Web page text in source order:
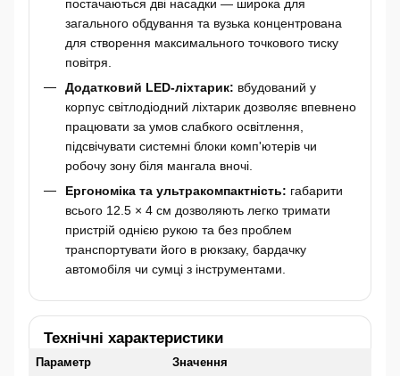
постачаються дві насадки — широка для
загального обдування та вузька концентрована
для створення максимального точкового тиску
повітря.
Додатковий LED-ліхтарик: вбудований у
корпус світлодіодний ліхтарик дозволяє впевнено
працювати за умов слабкого освітлення,
підсвічувати системні блоки комп'ютерів чи
робочу зону біля мангала вночі.
Ергономіка та ультракомпактність: габарити
всього 12.5 × 4 см дозволяють легко тримати
пристрій однією рукою та без проблем
транспортувати його в рюкзаку, бардачку
автомобіля чи сумці з інструментами.
Технічні характеристики
Параметр Значення